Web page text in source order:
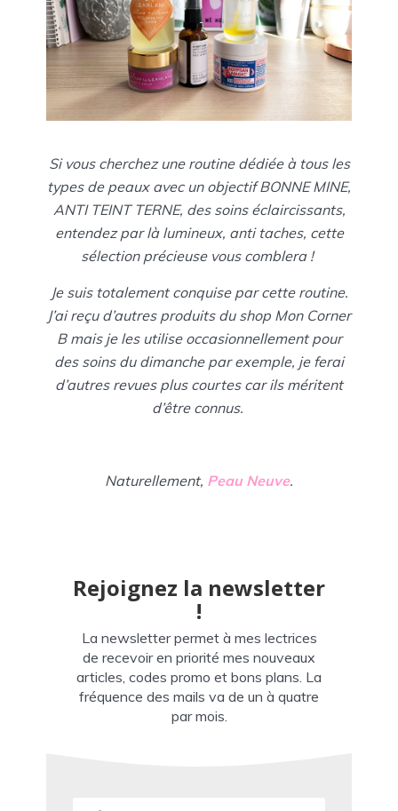
Si vous cherchez une routine dédiée à tous les
types de peaux avec un objectif BONNE MINE,
ANTI TEINT TERNE, des soins éclaircissants,
entendez par là lumineux, anti taches, cette
sélection précieuse vous comblera !
Je suis totalement conquise par cette routine.
J’ai reçu d’autres produits du shop Mon Corner
B mais je les utilise occasionnellement pour
des soins du dimanche par exemple, je ferai
d’autres revues plus courtes car ils méritent
d’être connus.
Naturellement, Peau Neuve.
Rejoignez la newsletter
!
La newsletter permet à mes lectrices
de recevoir en priorité mes nouveaux
articles, codes promo et bons plans. La
fréquence des mails va de un à quatre
par mois.